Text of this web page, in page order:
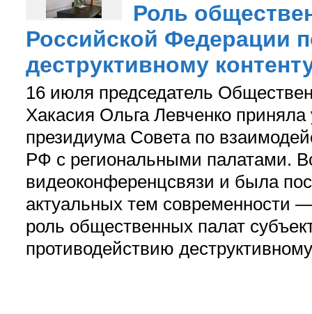
Роль
Российской Федерации
деструктивному
16 июля председатель
Хакасия Ольга Левченко приняла
президиума Совета по
РФ с региональными палатами.
видеоконференцсвязи и была
актуальных тем современности
роль общественных палат
противодействию